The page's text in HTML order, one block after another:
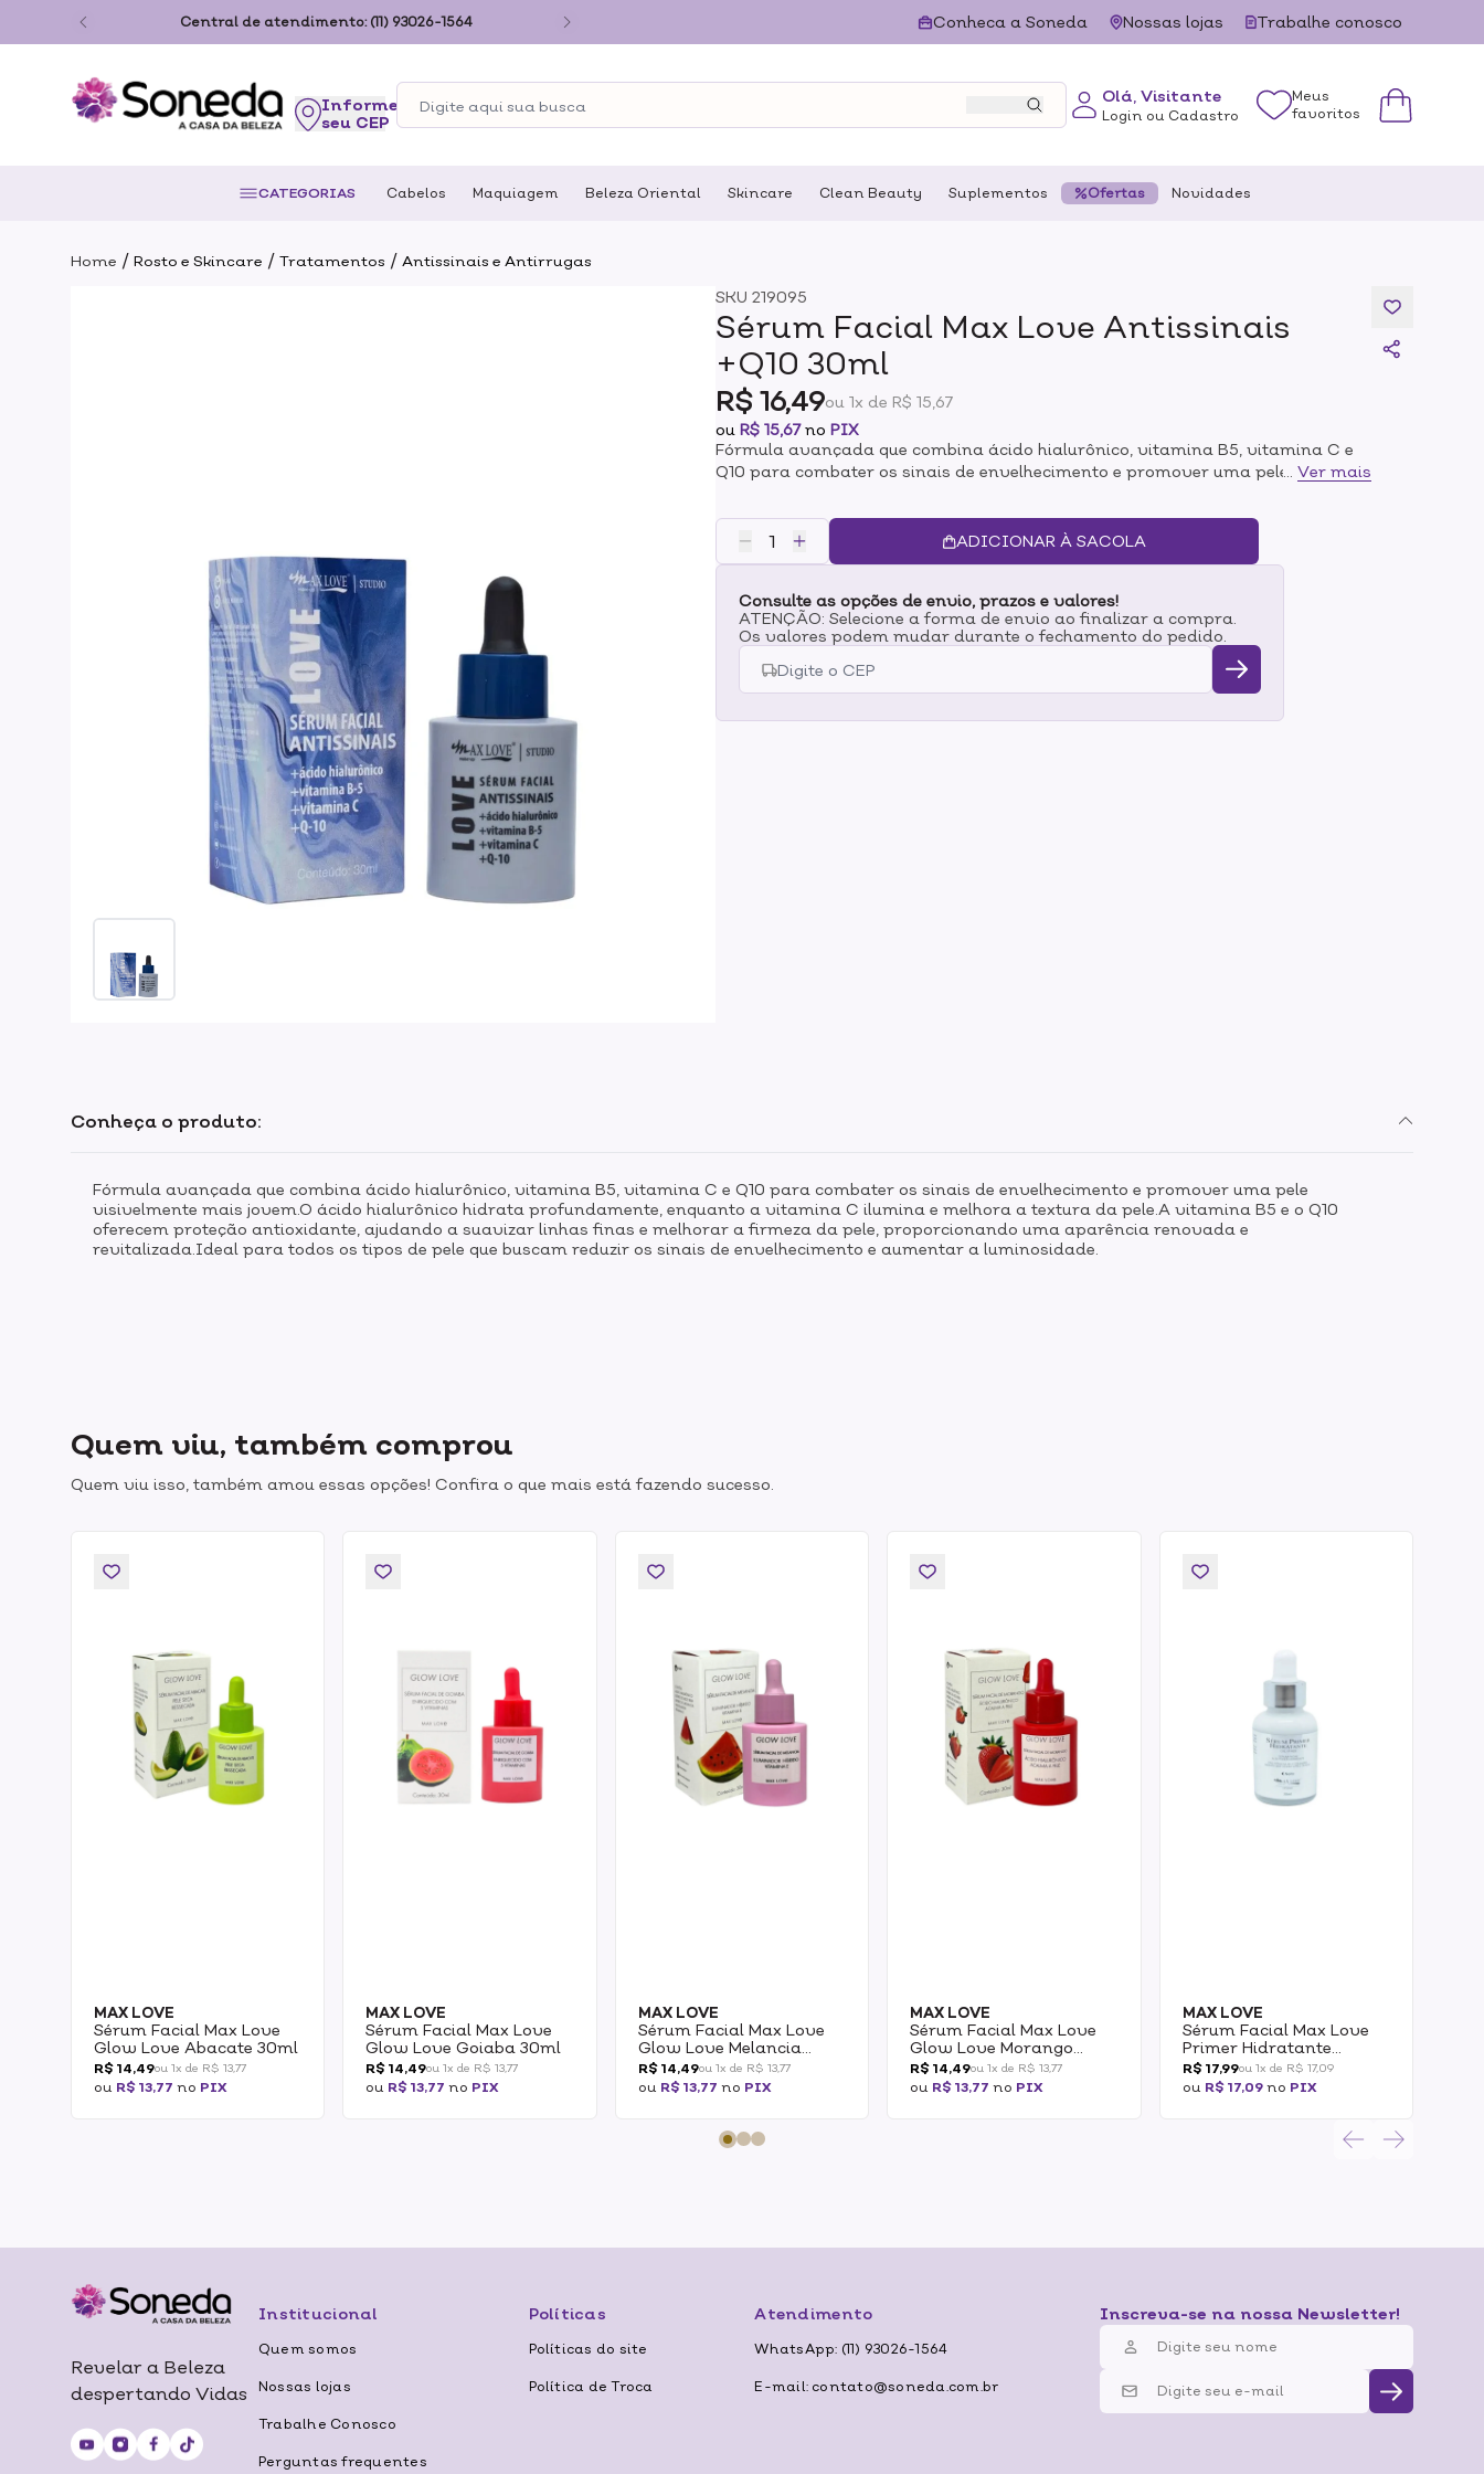
Central de atendimento: (11) 93026-1564 Conheca a Soneda Nossas lojas Trabalhe conosco
seu CEP
Olá, Visitante
Login ou Cadastro
Meus
favoritos
CATEGORIAS Cabelos Maquiagem Beleza Oriental Skincare Clean Beauty Suplementos Ofertas Novidades
Home / Rosto e Skincare / Tratamentos / Antissinais e Antirrugas
SKU219095
Sérum Facial Max Love Antissinais
+Q10 30ml
R$ 16,49ou 1x de R$ 15,67
ouR$ 15,67noPIX
Fórmula avançada que combina ácido hialurônico, vitamina B5, vitamina C e
Q10 para combater os sinais de envelhecimento e promover uma pele
a vitamina C ilumina e melhora a textura da pele.A vitamina B5 e o Q10
oferecem proteção antioxidante, ajudando a suavizar linhas finas e melhorar a
firmeza da pele, proporcionando uma aparência renovada e revitalizada.Ideal
aumentar a luminosidade.
Ver mais
ADICIONAR À SACOLA
Consulte as opções de envio, prazos e valores!
ATENÇÃO: Selecione a forma de envio ao finalizar a compra.
Os valores podem mudar durante o fechamento do pedido.
Conheça o produto:
Fórmula avançada que combina ácido hialurônico, vitamina B5, vitamina C e Q10 para combater os sinais de envelhecimento e promover uma pele
visivelmente mais jovem.O ácido hialurônico hidrata profundamente, enquanto a vitamina C ilumina e melhora a textura da pele.A vitamina B5 e o Q10
oferecem proteção antioxidante, ajudando a suavizar linhas finas e melhorar a firmeza da pele, proporcionando uma aparência renovada e
revitalizada.Ideal para todos os tipos de pele que buscam reduzir os sinais de envelhecimento e aumentar a luminosidade.
Quem viu, também comprou
Quem viu isso, também amou essas opções! Confira o que mais está fazendo sucesso.
MAX LOVE
Sérum Facial Max Love
Glow Love Abacate 30ml
R$ 14,49ou 1x de R$ 13,77
ou R$ 13,77 no PIX
MAX LOVE
Sérum Facial Max Love
Glow Love Goiaba 30ml
R$ 14,49ou 1x de R$ 13,77
ou R$ 13,77 no PIX
MAX LOVE
Sérum Facial Max Love
Glow Love Melancia
30ml
R$ 14,49ou 1x de R$ 13,77
ou R$ 13,77 no PIX
MAX LOVE
Sérum Facial Max Love
Glow Love Morango
30ml
R$ 14,49ou 1x de R$ 13,77
ou R$ 13,77 no PIX
MAX LOVE
Sérum Facial Max Love
Primer Hidratante
OilFree (Noite) 30ml
R$ 17,99ou 1x de R$ 17,09
ou R$ 17,09no PIX
Revelar a Beleza
despertando Vidas
Institucional
Quem somos
Nossas lojas
Trabalhe Conosco
Perguntas frequentes
Políticas
Políticas do site
Política de Troca
Atendimento
WhatsApp: (11) 93026-1564
E-mail: contato@soneda.com.br
Inscreva-se na nossa Newsletter!